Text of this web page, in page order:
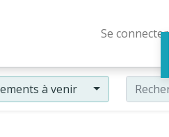
Se connecter
à venir